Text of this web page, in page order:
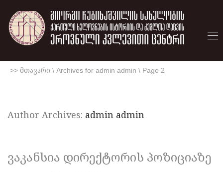
>> მთავარი \ Archives for admin admin \ Page 2
Author Archives: admin admin
ვაკანსია დირექტორის პოზიციაზე